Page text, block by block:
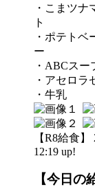
・こまツナ
ト
・ポテトベ
ー
・ABCスー
・アセロラ
・牛乳
【R8給食】
12:19 up!
【今日の